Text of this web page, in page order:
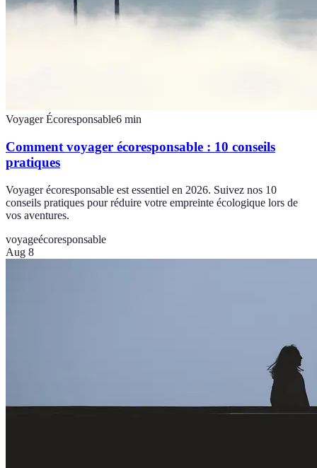
Voyager Écoresponsable6 min
Comment voyager écoresponsable : 10 conseils
pratiques
Voyager écoresponsable est essentiel en 2026. Suivez nos 10
conseils pratiques pour réduire votre empreinte écologique lors de
vos aventures.
voyageécoresponsable
Aug 8